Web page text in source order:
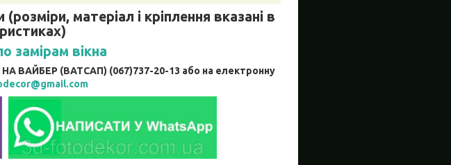
матеріал і кріплення вказані в
замірам вікна
(ВАТСАП) (067)737-20-13 або на електронну